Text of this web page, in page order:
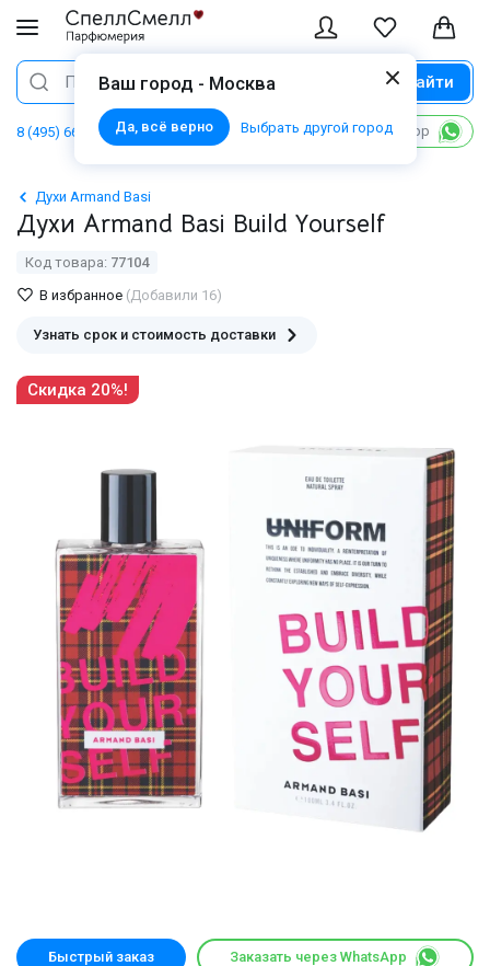
Ваш город - Москва
Да, всё верно Выбрать другой город
Поиск Найти
8 (495) 668 06 02 Написать в WhatsApp
Духи Armand Basi
Духи Armand Basi Build Yourself
Код товара: 77104
В избранное (Добавили 16)
Узнать срок и стоимость доставки
Скидка 20%!
Быстрый заказ Заказать через WhatsApp